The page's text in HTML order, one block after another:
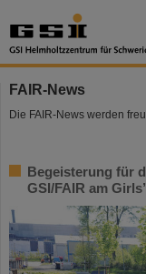
FAIR-News
Die FAIR-News werden
Begeisterung für
GSI/FAIR am